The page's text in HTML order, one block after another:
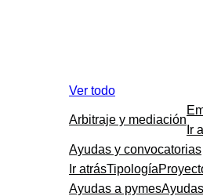
Ver todo
Arbitraje y mediación
Ir
Ayudas y convocatorias
Ir atrásTipología
Ayudas a pymes